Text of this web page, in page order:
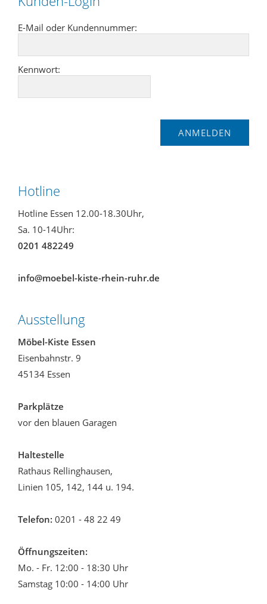
E-Mail oder Kundennummer:
Kennwort:
Hotline
Hotline Essen 12.00-18.30Uhr,
Sa. 10-14Uhr:
0201 482249
info@moebel-kiste-rhein-ruhr.de
Ausstellung
Möbel-Kiste Essen
Eisenbahnstr. 9
45134 Essen
Parkplätze
vor den blauen Garagen
Haltestelle
Rathaus Rellinghausen,
Linien 105, 142, 144 u. 194.
Telefon: 0201 - 48 22 49
Öffnungszeiten:
Mo. - Fr. 12:00 - 18:30 Uhr
Samstag 10:00 - 14:00 Uhr